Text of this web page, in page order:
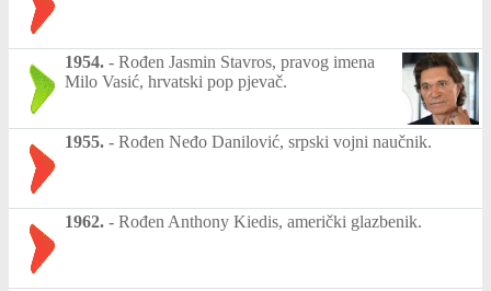
1954. - Rođen Jasmin Stavros, pravog imena
Milo Vasić, hrvatski pop pjevač.
1955. - Rođen Neđo Danilović, srpski vojni naučnik.
1962. - Rođen Anthony Kiedis, američki glazbenik.